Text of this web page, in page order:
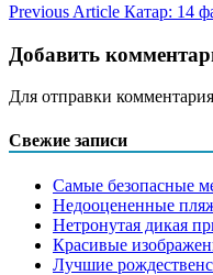
Previous Article Катар: 14
Добавить
Для отправки
Свежие записи
Самые безопасные
Недооцененные
Нетронутая дикая
Красивые
Лучшие